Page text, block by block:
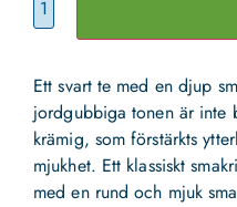
Ett svart te med en djup
jordgubbiga tonen är inte
krämig, som förstärkts
mjukhet. Ett klassiskt
med en rund och mjuk